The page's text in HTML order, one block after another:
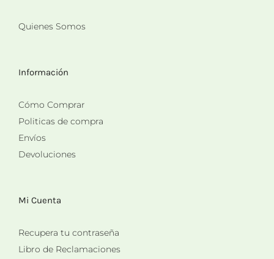
Quienes Somos
Información
Cómo Comprar
Politicas de compra
Envíos
Devoluciones
Mi Cuenta
Recupera tu contraseña
Libro de Reclamaciones